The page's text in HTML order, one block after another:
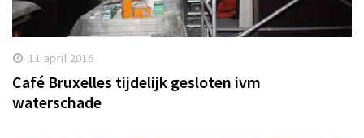
11 april 2016
Café Bruxelles tijdelijk gesloten ivm
waterschade